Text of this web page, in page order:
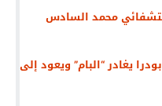
محمد السادس
يغادر “البام” ويعود إلى